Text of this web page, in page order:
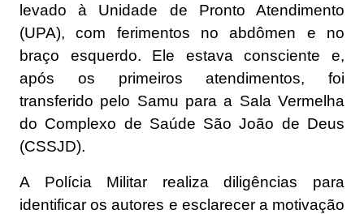
levado à Unidade de Pronto Atendimento
(UPA), com ferimentos no abdômen e no
braço esquerdo. Ele estava consciente e,
após os primeiros atendimentos, foi
transferido pelo Samu para a Sala Vermelha
do Complexo de Saúde São João de Deus
(CSSJD).
A Polícia Militar realiza diligências para
identificar os autores e esclarecer a motivação